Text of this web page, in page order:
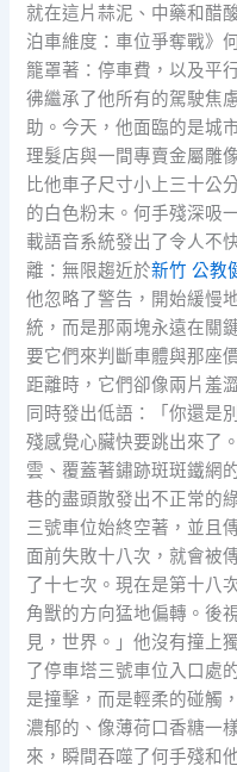
就在這片蒜泥、中藥和醋
泊車維度：車位爭奪戰》
籠罩著：停車費，以及平
彿繼承了他所有的駕駛焦
助。今天，他面臨的是城
理髮店與一間專賣金屬雕
比他車子尺寸小上三十公
的白色粉末。何手殘深吸
載語音系統發出了令人不
離：無限趨近於新竹 公教
他忽略了警告，開始緩慢
統，而是那兩塊永遠在關
要它們來判斷車體與那座
距離時，它們卻像兩片羞
同時發出低語：「你還是
殘感覺心臟快要跳出來了
雲、覆蓋著鏽跡斑斑鐵網
巷的盡頭散發出不正常的
三號車位始終空著，並且
面前失敗十八次，就會被
了十七次。現在是第十八
角獸的方向猛地偏轉。後
見，世界。」他沒有撞上
了停車塔三號車位入口處
是撞擊，而是輕柔的碰觸
濃郁的、像薄荷口香糖一
來，瞬間吞噬了何手殘和